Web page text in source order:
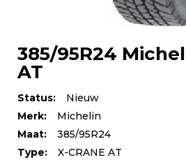
385/95R24
AT
Status:
Nieuw
Merk:
Michelin
Maat:
385/95R24
Type:
X-CRANE AT